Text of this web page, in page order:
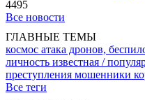
4495
Все новости
ГЛАВНЫЕ ТЕМЫ
космос атака дронов,
личность известная /
преступления мошенники
Все теги